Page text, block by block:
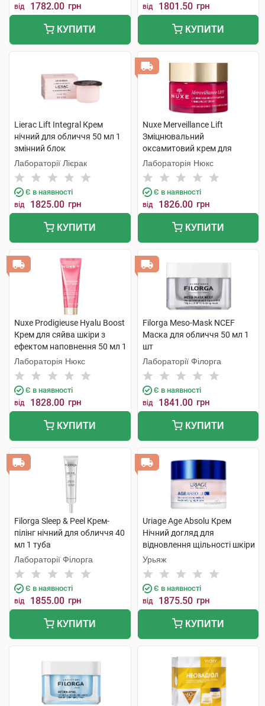
від 1782.00 грн
КУПИТИ
від 1801.50 грн
КУПИТИ
Lierac Lift Integral Крем
нічний для обличчя 50 мл 1
змінний блок
Лабораторії Лієрак
Є в наявності
від 1825.00 грн
КУПИТИ
Nuxe Merveillance Lift
Зміцнювальний
оксамитовий крем для
обличчя 50 мл 1 баночка
Лабораторія Нюкс
Є в наявності
від 1826.00 грн
КУПИТИ
Nuxe Prodigieuse Hyalu Boost
Крем для сяйва шкіри з
ефектом наповнення 50 мл 1
туба
Лабораторія Нюкс
Є в наявності
від 1828.00 грн
КУПИТИ
Filorga Meso-Mask NCEF
Маска для обличчя 50 мл 1
шт
Лабораторії Філорга
Є в наявності
від 1841.00 грн
КУПИТИ
Filorga Sleep & Peel Крем-
пілінг нічний для обличчя 40
мл 1 туба
Лабораторії Філорга
Є в наявності
від 1855.00 грн
КУПИТИ
Uriage Age Absolu Крем
Нічний догляд для
відновлення щільності шкіри
50 мл 1 банка
Урьяж
Є в наявності
від 1875.50 грн
КУПИТИ